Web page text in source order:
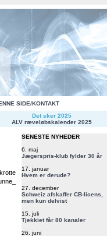
SIDE/KONTAKT
Det sker 2025
ALV ræveløbskalender 2025
SENESTE NYHEDER
6. maj
Jægerspris-klub fylder 30 år
17. januar
Hvem er derude?
27. december
Schweiz afskaffer CB-licens,
men kun delvist
15. juli
Tjekkiet får 80 kanaler
26. juni